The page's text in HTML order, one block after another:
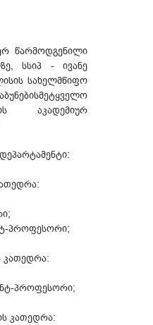
წარმოდგენილი
სსიპ - ივანე
სახელმწიფო
აკადემიურ
პროფესორი;
კათედრა:
პროფესორი;
კათედრა: